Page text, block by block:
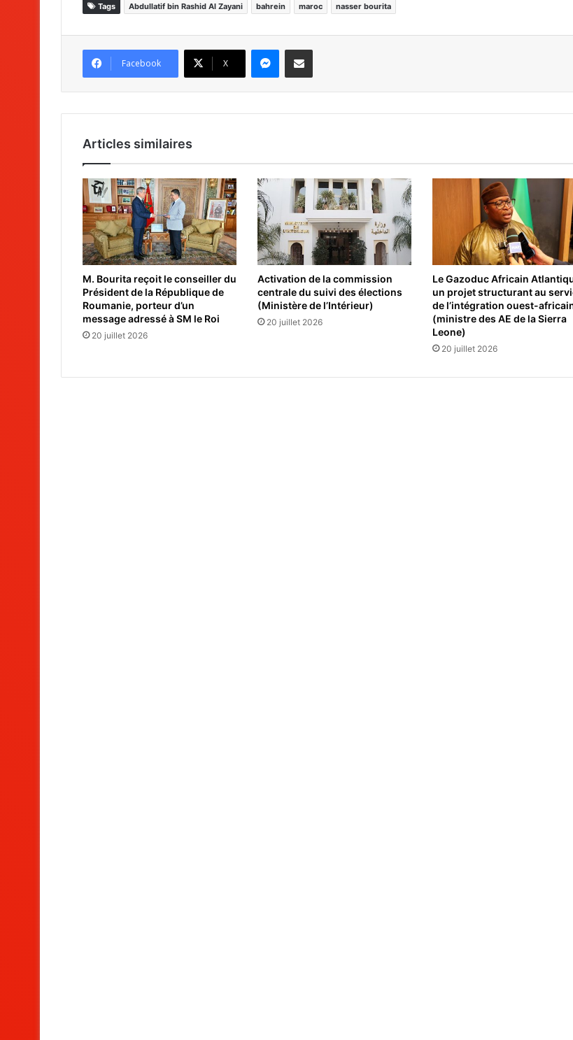
Tags Abdullatif bin Rashid Al Zayani bahrein maroc nasser bourita
Facebook X
Articles similaires
M. Bourita reçoit le conseiller du
Président de la République de
Roumanie, porteur d’un
message adressé à SM le Roi
20 juillet 2026
Activation de la commission
centrale du suivi des élections
(Ministère de l’Intérieur)
20 juillet 2026
Le Gazoduc Africain
un projet structurant au
de l’intégration ouest-
(ministre des AE de la Sierra
Leone)
20 juillet 2026